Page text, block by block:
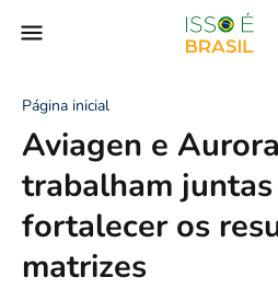
Página inicial
Aviagen e
trabalham
fortalecer os
matrizes